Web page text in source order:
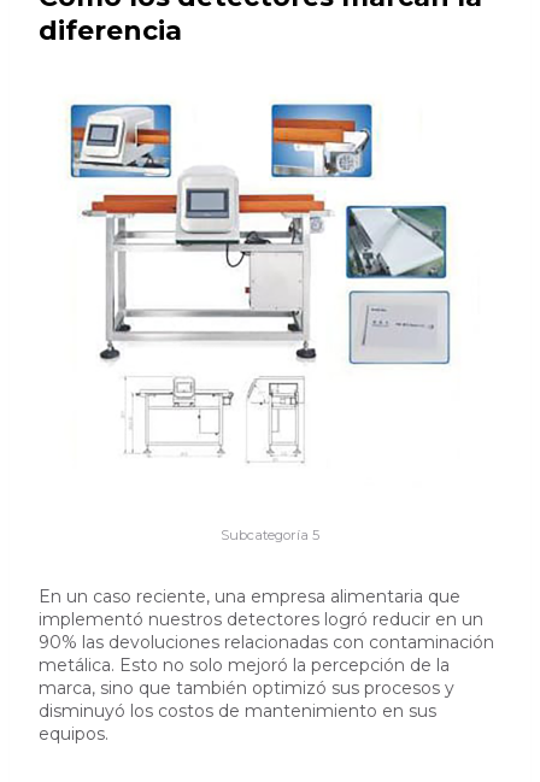
diferencia
Subcategoría 5
En un caso reciente, una empresa alimentaria que
implementó nuestros detectores logró reducir en un
90% las devoluciones relacionadas con contaminación
metálica. Esto no solo mejoró la percepción de la
marca, sino que también optimizó sus procesos y
disminuyó los costos de mantenimiento en sus
equipos.